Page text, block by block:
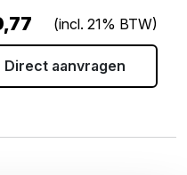
(incl. 21% BTW)
Direct aanvragen